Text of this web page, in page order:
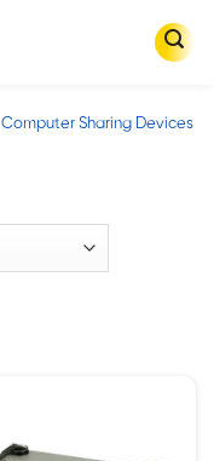
Computer Sharing Devices